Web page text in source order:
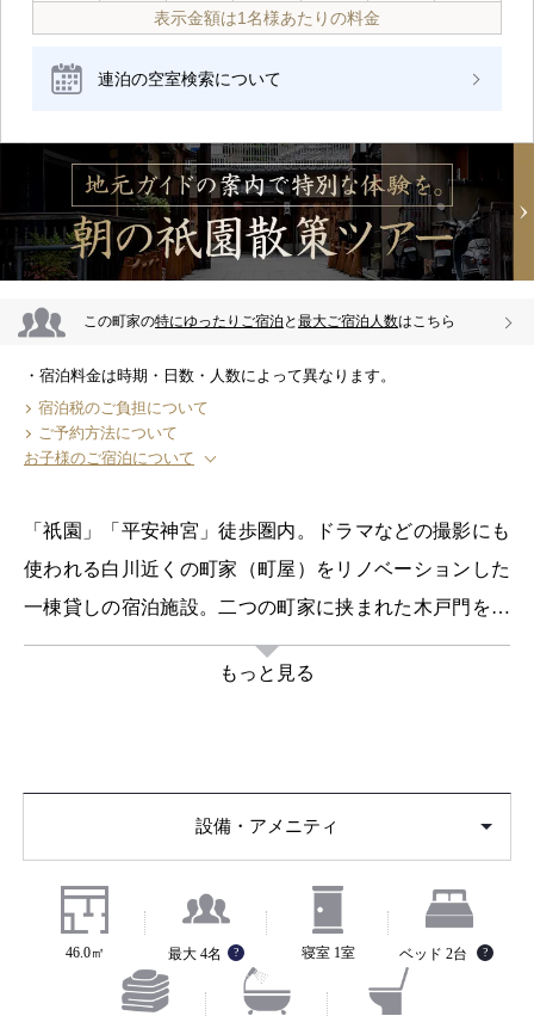
表示金額は1名様あたりの料金
連泊の空室検索について
この町家の特にゆったりご宿泊 と最大ご宿泊人数はこちら
3名様
4名様
宿泊料金は時期・日数・人数によって異なります。
宿泊税のご負担について
ご予約方法について
お子様のご宿泊について
「祇園」「平安神宮」徒歩圏内。ドラマなどの撮影にも
使われる白川近くの町家（町屋）をリノベーションした
一棟貸しの宿泊施設。二つの町家に挟まれた木戸門をく
ぐって入る、長屋住宅、共同井戸の構成をありのまま残
した京都らしい路地奥にたたずみます。
す。内装には、現代のサッシを使わず、伝統的な木枠ガ
ラス戸と障子を組み合せています。主要な部屋の土壁
いや素朴感を感じていただけます。長年土壁として使わ
れてきた良質な土を細かくふるいにかけて再利用し、き
めの細かい上質な壁となっています。浴室などの水回り
もっと見る
設備・アメニティ
46.0㎡ 最大 4名 ?
4名様
寝室 1室 ベッド 2台 ?